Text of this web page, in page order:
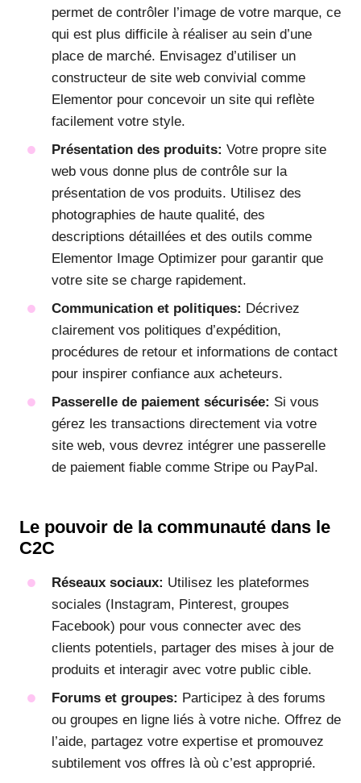
permet de contrôler l’image de votre marque, ce
qui est plus difficile à réaliser au sein d’une
place de marché. Envisagez d’utiliser un
constructeur de site web convivial comme
Elementor pour concevoir un site qui reflète
facilement votre style.
Présentation des produits: Votre propre site
web vous donne plus de contrôle sur la
présentation de vos produits. Utilisez des
photographies de haute qualité, des
descriptions détaillées et des outils comme
Elementor Image Optimizer pour garantir que
votre site se charge rapidement.
Communication et politiques: Décrivez
clairement vos politiques d’expédition,
procédures de retour et informations de contact
pour inspirer confiance aux acheteurs.
Passerelle de paiement sécurisée: Si vous
gérez les transactions directement via votre
site web, vous devrez intégrer une passerelle
de paiement fiable comme Stripe ou PayPal.
Le pouvoir de la communauté dans le
C2C
Réseaux sociaux: Utilisez les plateformes
sociales (Instagram, Pinterest, groupes
Facebook) pour vous connecter avec des
clients potentiels, partager des mises à jour de
produits et interagir avec votre public cible.
Forums et groupes: Participez à des forums
ou groupes en ligne liés à votre niche. Offrez de
l’aide, partagez votre expertise et promouvez
subtilement vos offres là où c’est approprié.